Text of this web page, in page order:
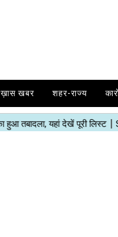
ख़ास खबर शहर-राज्य